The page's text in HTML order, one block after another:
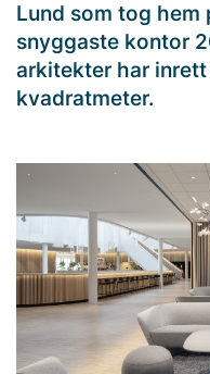
Lund som tog hem
snyggaste kontor
arkitekter har
kvadratmeter.